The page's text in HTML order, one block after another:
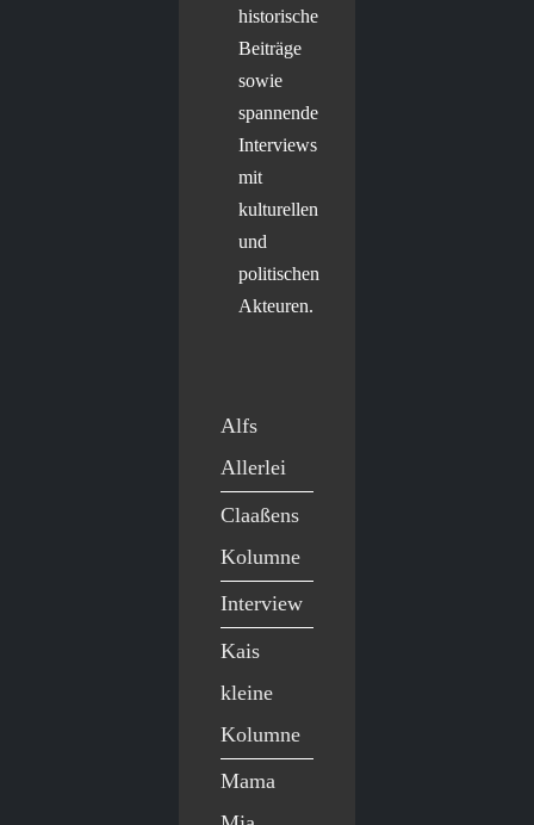
historische
Beiträge
sowie
spannende
Interviews
mit
kulturellen
und
politischen
Akteuren.
Alfs
Allerlei
Claaßens
Kolumne
Interview
Kais
kleine
Kolumne
Mama